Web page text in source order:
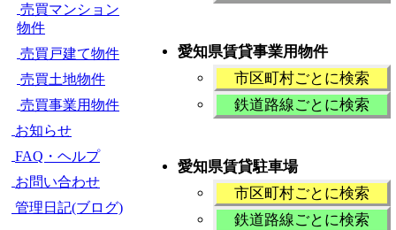
売買マンション
物件
売買戸建て物件
売買土地物件
売買事業用物件
お知らせ
FAQ・ヘルプ
お問い合わせ
管理日記(ブログ)
愛知県賃貸事業用物件
市区町村ごとに検索
鉄道路線ごとに検索
愛知県賃貸駐車場
市区町村ごとに検索
鉄道路線ごとに検索